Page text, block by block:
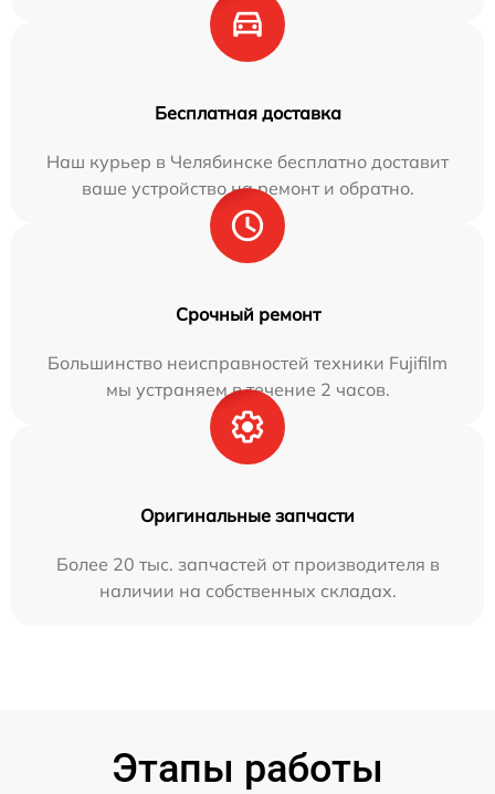
Бесплатная доставка
Наш курьер в Челябинске бесплатно доставит
ваше устройство на ремонт и обратно.
Срочный ремонт
Большинство неисправностей техники Fujifilm
мы устраняем в течение 2 часов.
Оригинальные запчасти
Более 20 тыс. запчастей от производителя в
наличии на собственных складах.
Этапы работы